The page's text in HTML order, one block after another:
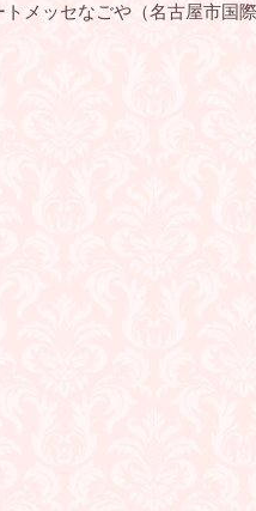
メッセなごや（名古屋市国